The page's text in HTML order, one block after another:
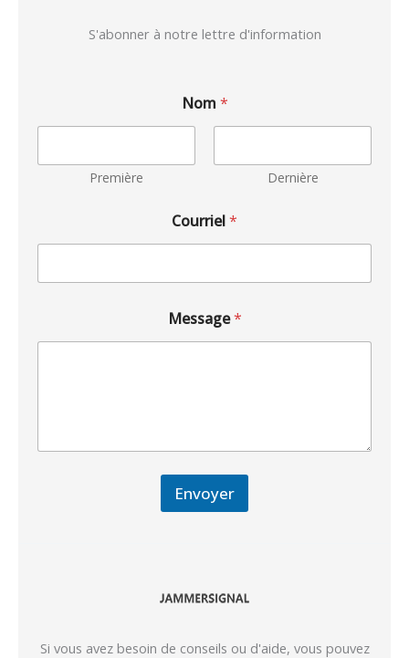
S'abonner à notre lettre d'information
Nom *
Première Dernière
Courriel*
Message*
Envoyer
Si vous avez besoin de conseils ou d'aide, vous pouvez